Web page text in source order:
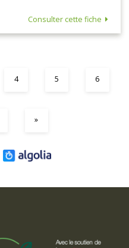
Consulter cette fiche
4 5 6
»